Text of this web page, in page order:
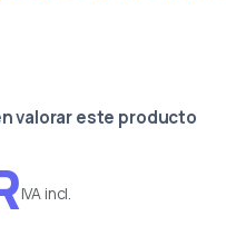
valorar este producto
IVA incl.